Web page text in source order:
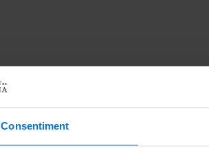
Consentiment